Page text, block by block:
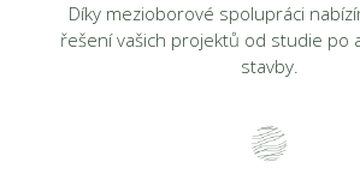
Díky mezioborové spolupráci
řešení vašich projektů od studie po
stavby.